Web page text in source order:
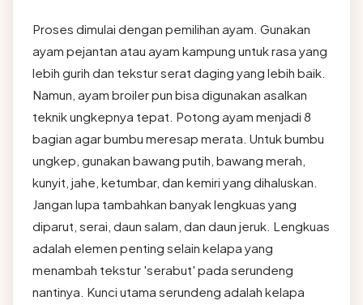
Proses dimulai dengan pemilihan ayam. Gunakan
ayam pejantan atau ayam kampung untuk rasa yang
lebih gurih dan tekstur serat daging yang lebih baik.
Namun, ayam broiler pun bisa digunakan asalkan
teknik ungkepnya tepat. Potong ayam menjadi 8
bagian agar bumbu meresap merata. Untuk bumbu
ungkep, gunakan bawang putih, bawang merah,
kunyit, jahe, ketumbar, dan kemiri yang dihaluskan.
Jangan lupa tambahkan banyak lengkuas yang
diparut, serai, daun salam, dan daun jeruk. Lengkuas
adalah elemen penting selain kelapa yang
menambah tekstur 'serabut' pada serundeng
nantinya. Kunci utama serundeng adalah kelapa